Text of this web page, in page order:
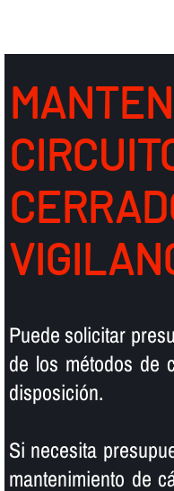
Puede solicitar
de los métodos de
disposición.
Si necesita
mantenimiento de